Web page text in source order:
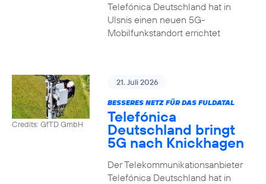
Telefónica Deutschland hat in
Ulsnis einen neuen 5G-
Mobilfunkstandort errichtet
Credits: GfTD GmbH
21. Juli 2026
BESSERES NETZ FÜR DAS FULDATAL
Telefónica
Deutschland bringt
5G nach Knickhagen
Der Telekommunikationsanbieter
Telefónica Deutschland hat in